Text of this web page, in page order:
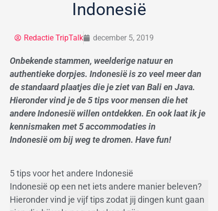
Indonesië
Redactie TripTalk december 5, 2019
Onbekende stammen, weelderige natuur en
authentieke dorpjes. Indonesië is zo veel meer dan
de standaard plaatjes die je ziet van Bali en Java.
Hieronder vind je de 5 tips voor mensen die het
andere Indonesië willen ontdekken. En ook laat ik je
kennismaken met 5 accommodaties in
Indonesië om bij weg te dromen. Have fun!
5 tips voor het andere Indonesië
Indonesië op een net iets andere manier beleven?
Hieronder vind je vijf tips zodat jij dingen kunt gaan